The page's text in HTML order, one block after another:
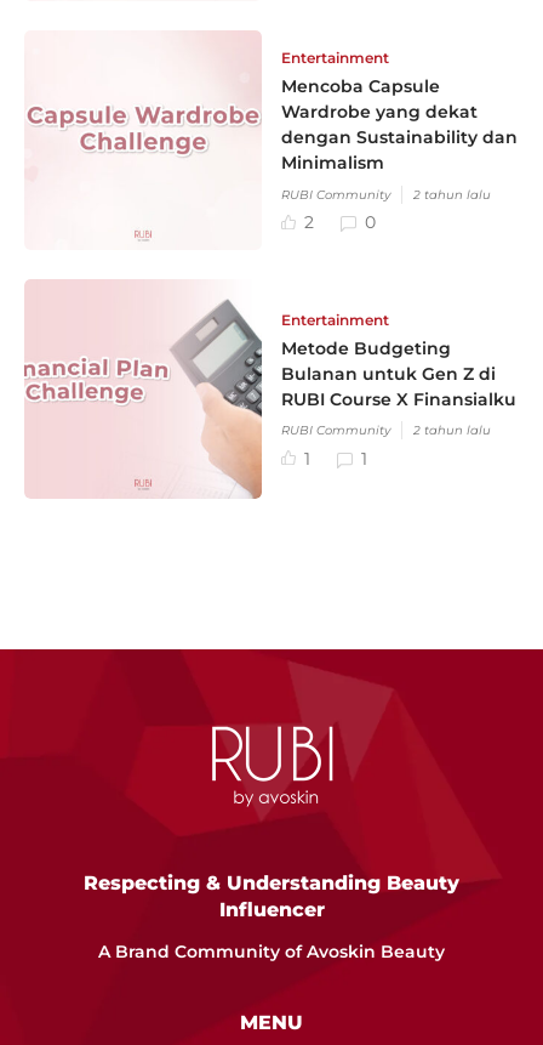
Entertainment
Mencoba Capsule
Wardrobe yang dekat
dengan Sustainability dan
Minimalism
RUBI Community 2 tahun lalu
2 0
Entertainment
Metode Budgeting
Bulanan untuk Gen Z di
RUBI Course X Finansialku
RUBI Community 2 tahun lalu
1 1
Respecting & Understanding Beauty
Influencer
A Brand Community of Avoskin Beauty
MENU